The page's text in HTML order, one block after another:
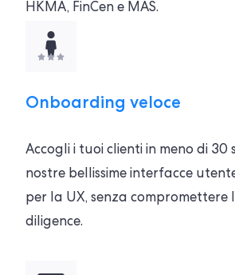
HKMA, FinCen e MAS.
Onboarding veloce
Accogli i tuoi clienti in meno di 30
nostre bellissime interfacce
per la UX, senza compromettere
diligence.